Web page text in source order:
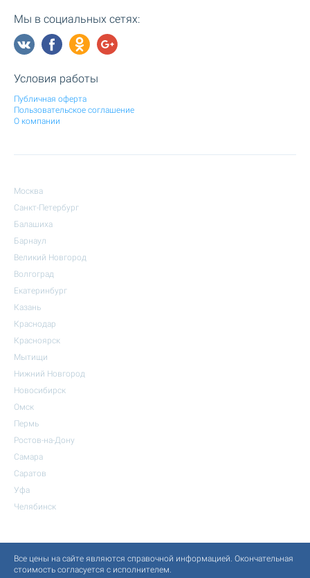
Мы в социальных сетях:
Условия работы
Публичная оферта
Пользовательское соглашение
О компании
Москва
Санкт-Петербург
Балашиха
Барнаул
Великий Новгород
Волгоград
Екатеринбург
Казань
Краснодар
Красноярск
Мытищи
Нижний Новгород
Новосибирск
Омск
Пермь
Ростов-на-Дону
Самара
Саратов
Уфа
Челябинск
Все цены на сайте являются справочной информацией. Окончательная
стоимость согласуется с исполнителем.